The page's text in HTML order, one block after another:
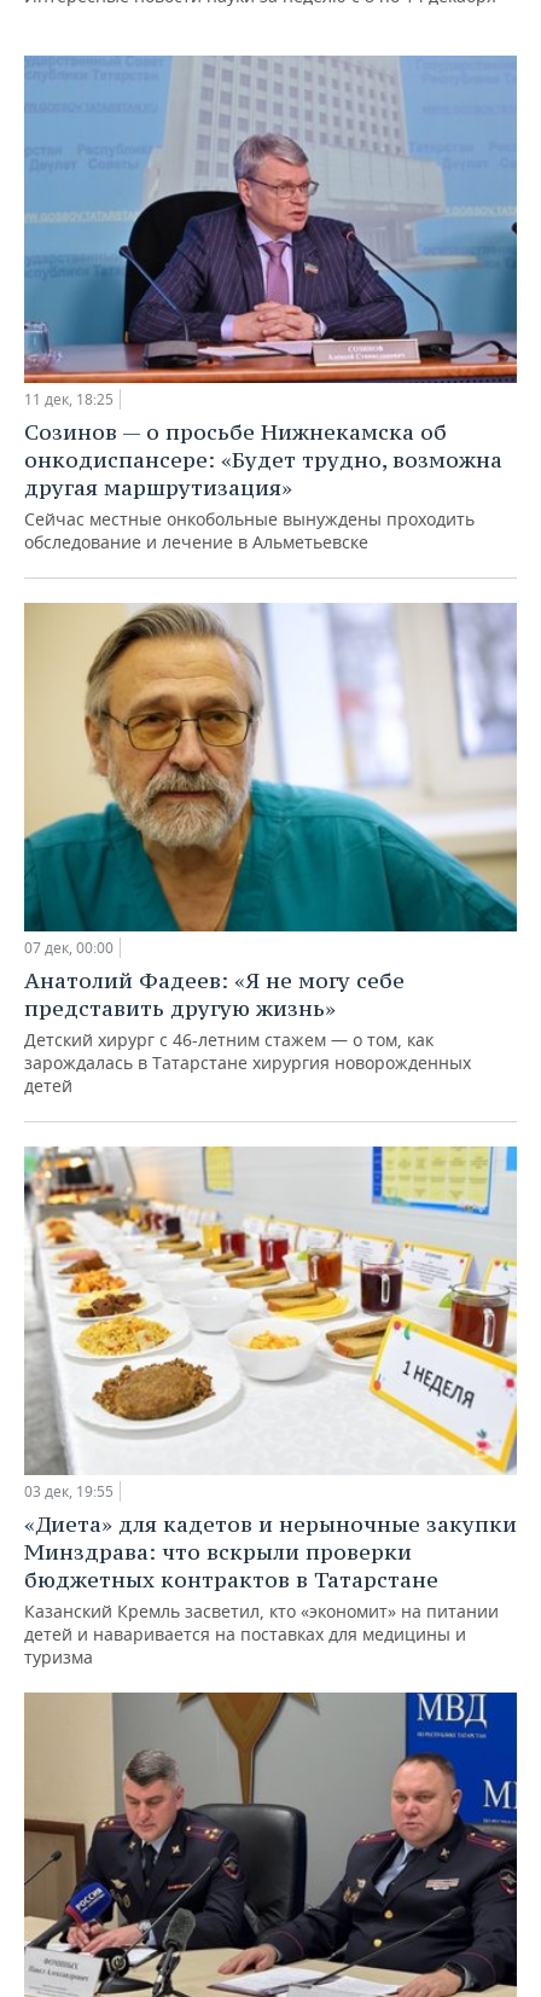
11 дек, 18:25
Созинов — о просьбе Нижнекамска об
онкодиспансере: «Будет трудно, возможна
другая маршрутизация»
Сейчас местные онкобольные вынуждены проходить
обследование и лечение в Альметьевске
07 дек, 00:00
Анатолий Фадеев: «Я не могу себе
представить другую жизнь»
Детский хирург с 46-летним стажем — о том, как
зарождалась в Татарстане хирургия новорожденных
детей
03 дек, 19:55
«Диета» для кадетов и нерыночные закупки
Минздрава: что вскрыли проверки
бюджетных контрактов в Татарстане
Казанский Кремль засветил, кто «экономит» на питании
детей и наваривается на поставках для медицины и
туризма